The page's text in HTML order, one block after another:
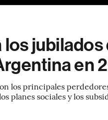
jubilados
en
los principales
planes sociales y los